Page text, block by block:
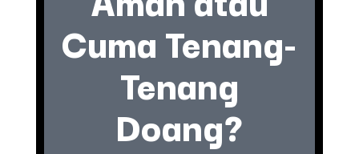
Cuma Tenang-
Tenang
Doang?